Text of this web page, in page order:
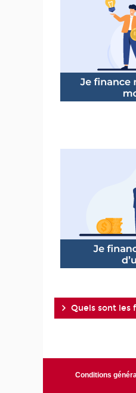
Quels sont les
Conditions